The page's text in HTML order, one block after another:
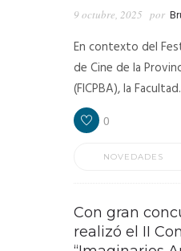
9 octubre, 2025 por
En contexto del
de Cine de la
(FICPBA), la
0
NOVEDADES
Con gran
realizó el II